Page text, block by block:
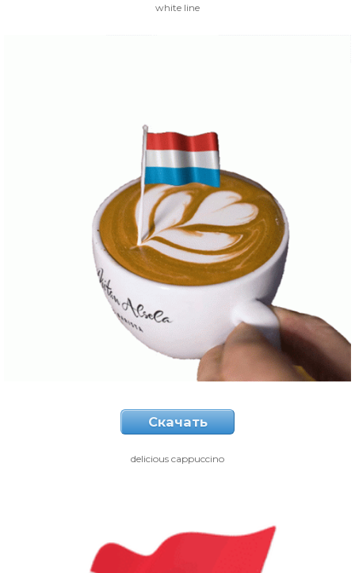
white line
Скачать
delicious cappuccino